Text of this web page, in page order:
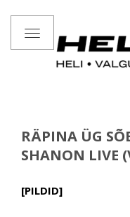
Toggle
navigation
RÄPINA ÜG
SHANON LIVE
[PILDID]